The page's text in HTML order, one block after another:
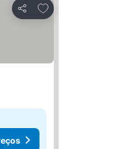
Partilhar
Adicionar aos favoritos